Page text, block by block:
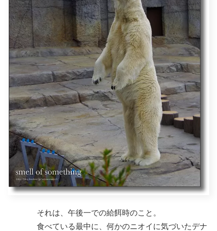
それは、午後一での給餌時のこと。
食べている最中に、何かのニオイに気づいたデナ